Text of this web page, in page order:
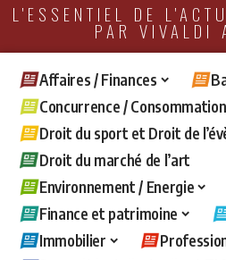
L'ESSENTIEL DE
PAR VIVALDI
Affaires / Finances
Concurrence /
Droit du sport et Droit de
Droit du marché de l’art
Environnement / Energie
Finance et patrimoine
Immobilier